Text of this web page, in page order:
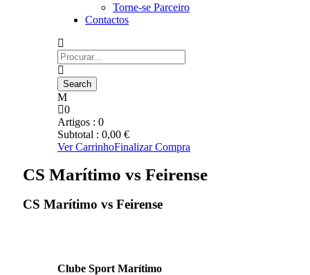
Torne-se Parceiro
Contactos
0
Artigos : 0
Subtotal : 0,00 €
Ver CarrinhoFinalizar Compra
CS Marítimo vs Feirense
CS Marítimo vs Feirense
Clube Sport Marítimo